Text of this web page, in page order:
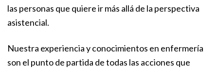
las personas que quiere ir más allá de la perspectiva
asistencial.
Nuestra experiencia y conocimientos en enfermería
son el punto de partida de todas las acciones que